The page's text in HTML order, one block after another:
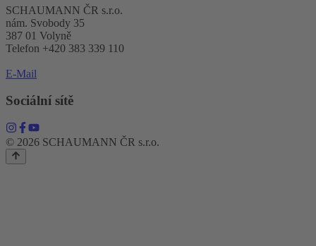
SCHAUMANN ČR s.r.o.
nám. Svobody 35
387 01 Volyně
Telefon +420 383 339 110
E-Mail
Sociální sítě
© 2026 SCHAUMANN ČR s.r.o.